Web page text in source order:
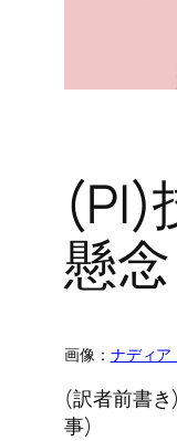
(PI)
懸念
画像： ナディア
(訳者前書
事)